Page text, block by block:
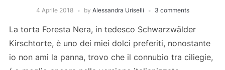
4 Aprile 2018 by Alessandra Uriselli 3 comments
La torta Foresta Nera, in tedesco Schwarzwälder
Kirschtorte, è uno dei miei dolci preferiti, nonostante
io non ami la panna, trovo che il connubio tra ciliegie,